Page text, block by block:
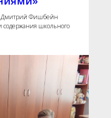
Фишбейн
содержания школьного